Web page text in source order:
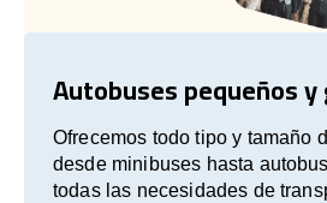
Autobuses pequeños
Ofrecemos todo tipo y tamaño
desde minibuses hasta
todas las necesidades de